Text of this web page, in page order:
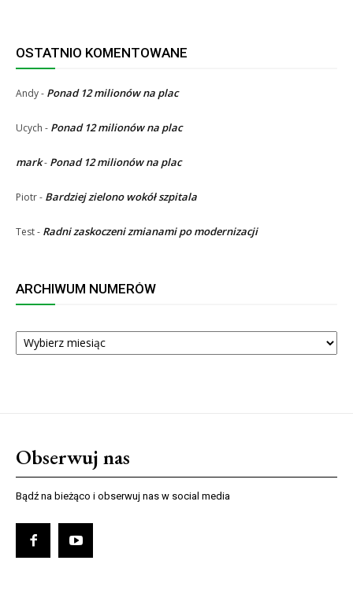
OSTATNIO KOMENTOWANE
Andy- Ponad 12 milionów na plac
Ucych - Ponad 12 milionów na plac
mark- Ponad 12 milionów na plac
Piotr- Bardziej zielono wokół szpitala
Test- Radni zaskoczeni zmianami po modernizacji
ARCHIWUM NUMERÓW
ARCHIWUM
NUMERÓW
Obserwuj nas
Bądź na bieżąco i obserwuj nas w social media